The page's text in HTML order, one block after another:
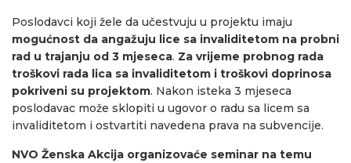
Poslodavci koji žele da učestvuju u projektu imaju
mogućnost da angažuju lice sa invaliditetom na probni
rad u trajanju od 3 mjeseca. Za vrijeme probnog rada
troškovi rada lica sa invaliditetom i troškovi doprinosa
pokriveni su projektom. Nakon isteka 3 mjeseca
poslodavac može sklopiti u ugovor o radu sa licem sa
invaliditetom i ostvartiti navedena prava na subvencije.
NVO Ženska Akcija organizovaće seminar na temu